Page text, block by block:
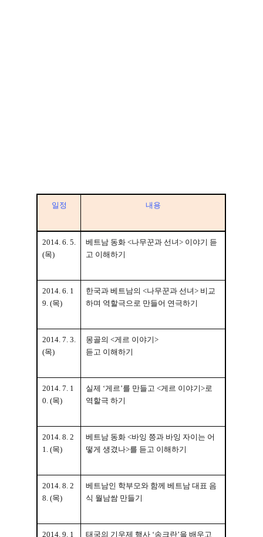
일정 내용
2014. 6. 5.
(목)
베트남 동화<나무꾼과 선녀> 이야기 듣
고 이해하기
2014. 6. 1
9. (목)
한국과 베트남의 <나무꾼과 선녀> 비교
하며 역할극으로 만들어 연극하기
2014. 7. 3.
(목)
몽골의 <게르 이야기>
듣고 이해하기
2014. 7. 1
0. (목)
실제 ‘게르’를 만들고 <게르 이야기>로
역할극 하기
2014. 8. 2
1. (목)
베트남 동화<바잉 쯩과 바잉 자이는 어
떻게 생겼나>를 듣고 이해하기
2014. 8. 2
8. (목)
베트남인 학부모와 함께 베트남 대표 음
식 월남쌈 만들기
2014. 9. 1 태국의 기우제 행사 ‘송크란’을 배우고